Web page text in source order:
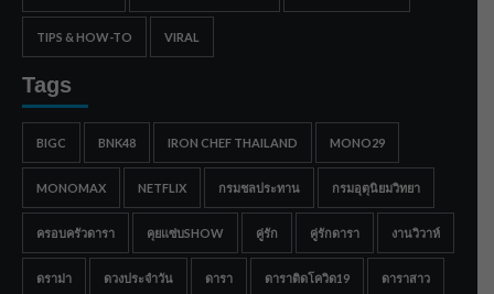
TIPS & HOW-TO VIRAL
Tags
BIGC BNK48 IRON CHEF THAILAND MONO29
MONOMAX NETFLIX กรมชลประทาน กรมอุตุนิยมวิทยา
ครอบครัวดารา คุยแซ่บSHOW คู่รัก คู่รักดารา งานวิวาห์
ดราม่า ดวงประจำวัน ดารา ดาราติดโควิด19 ดาราสาว